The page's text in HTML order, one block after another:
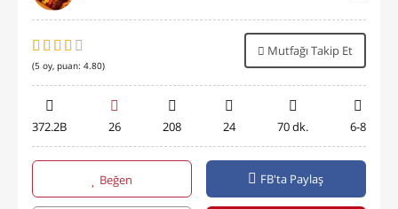
(5 oy, puan: 4.80)
Mutfağı Takip Et
372.2B 26 208 24 70 dk. 6-8
Beğen FB'ta Paylaş